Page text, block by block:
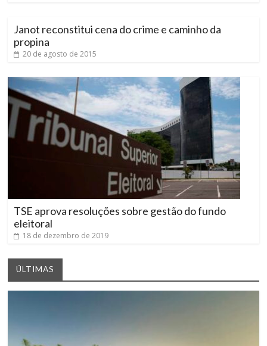
Janot reconstitui cena do crime e caminho da
propina
20 de agosto de 2015
TSE aprova resoluções sobre gestão do fundo
eleitoral
18 de dezembro de 2019
ÚLTIMAS